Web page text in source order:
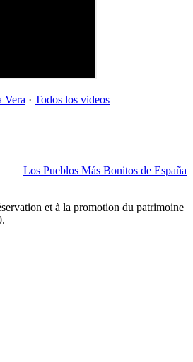
Vera · Todos los videos
Los Pueblos Más Bonitos de España
et à la promotion du patrimoine